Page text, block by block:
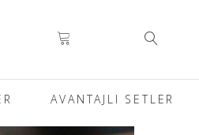
AVANTAJLI SETLER